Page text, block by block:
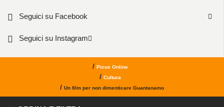
Seguici su Facebook
Seguici su Instagram
/ Picus Online
/ Cultura
/ Un film per non dimenticare Guantanamo